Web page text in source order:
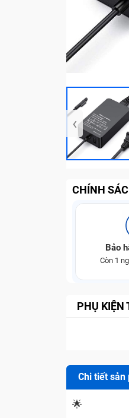
‹
CHÍNH
Bảo
Còn 1
PHỤ KIỆN
Chi tiết sản
🌟